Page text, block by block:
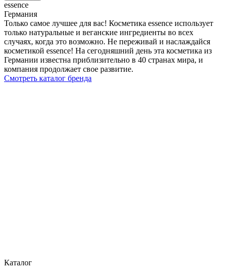
essence
Германия
Только самое лучшее для вас! Косметика essence использует
только натуральные и веганские ингредиенты во всех
случаях, когда это возможно. Не переживай и наслаждайся
косметикой essence! На сегодняшний день эта косметика из
Германии известна приблизительно в 40 странах мира, и
компания продолжает свое развитие.
Смотреть каталог бренда
Каталог